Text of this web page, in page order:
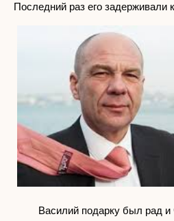
Последний раз его задерживали
Василий подарку был рад и